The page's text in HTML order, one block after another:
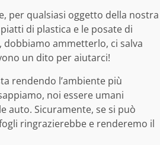
per qualsiasi oggetto della nostra
di plastica e le posate di
dobbiamo ammetterlo, ci salva
un dito per aiutarci!
rendendo l’ambiente più
noi essere umani
auto. Sicuramente, se si può
ringrazierebbe e renderemo il